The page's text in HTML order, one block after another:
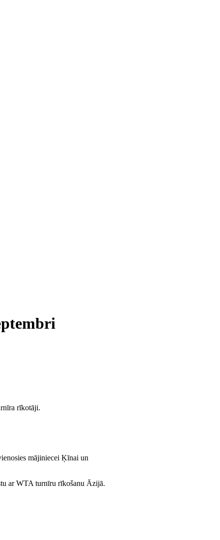
rīkotāji.
mājiniecei Ķīnai un
ar WTA turnīru rīkošanu Āzijā.